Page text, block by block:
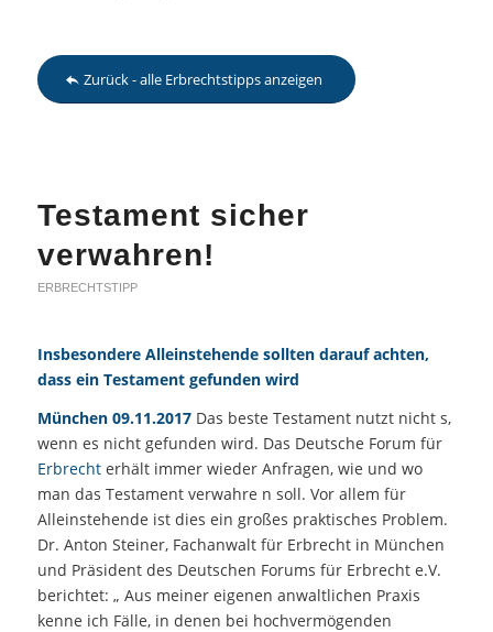
Zurück - alle Erbrechtstipps anzeigen
Testament sicher
verwahren!
ERBRECHTSTIPP
Insbesondere Alleinstehende sollten darauf achten,
dass ein Testament gefunden wird
München 09.11.2017Das beste Testament nutzt nicht s,
wenn es nicht gefunden wird. Das Deutsche Forum für
Erbrechterhält immer wieder Anfragen, wie und wo
man das Testament verwahre n soll. Vor allem für
Alleinstehende ist dies ein großes praktisches Problem.
Dr. Anton Steiner, Fachanwalt für Erbrecht in München
und Präsident des Deutschen Forums für Erbrecht e.V.
berichtet: „ Aus meiner eigenen anwaltlichen Praxis
kenne ich Fälle, in denen bei hochvermögenden